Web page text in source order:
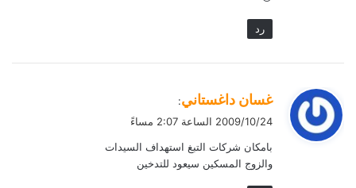
رد
ي
ل
غسان داغستاني:
2009/10/24 الساعة 2:07 مساءً
بامكان شركات التبغ استهداف السيدات
والزوج المسكين سيعود للتدخين